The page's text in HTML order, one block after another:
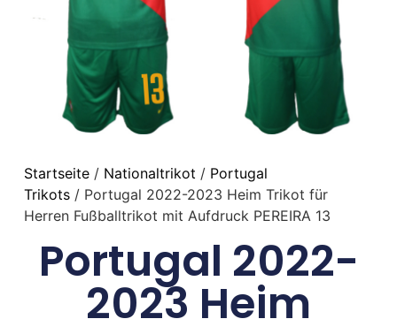
Startseite/ Nationaltrikot / Portugal
Trikots/ Portugal 2022-2023 Heim Trikot für
Herren Fußballtrikot mit Aufdruck PEREIRA 13
Portugal 2022-
2023 Heim